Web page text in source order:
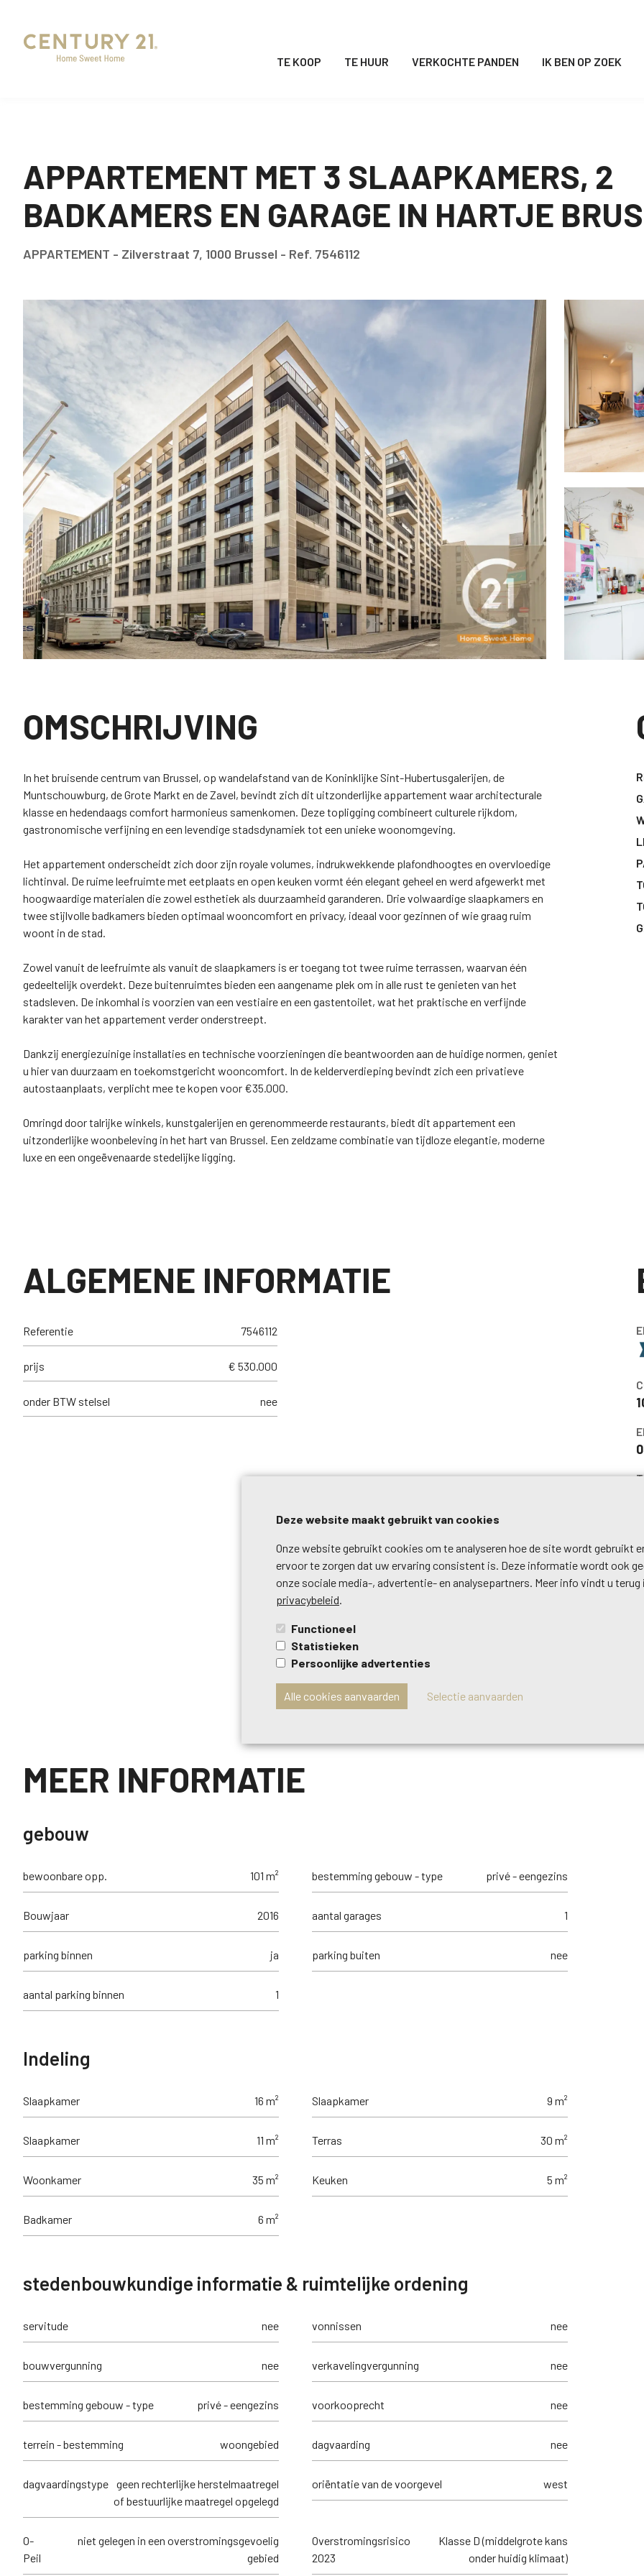
TE KOOP TE HUUR VERKOCHTE PANDEN IK BEN OP ZOEK
APPARTEMENT MET 3 SLAAPKAMERS, 2
BADKAMERS EN GARAGE IN HARTJE
APPARTEMENT - Zilverstraat 7, 1000 Brussel - Ref. 7546112
OMSCHRIJVING
In het bruisende centrum van Brussel, op wandelafstand van de Koninklijke Sint-Hubertusgalerijen, de
Muntschouwburg, de Grote Markt en de Zavel, bevindt zich dit uitzonderlijke appartement waar architecturale
klasse en hedendaags comfort harmonieus samenkomen. Deze topligging combineert culturele rijkdom,
gastronomische verfijning en een levendige stadsdynamiek tot een unieke woonomgeving.
Het appartement onderscheidt zich door zijn royale volumes, indrukwekkende plafondhoogtes en overvloedige
lichtinval. De ruime leefruimte met eetplaats en open keuken vormt één elegant geheel en werd afgewerkt met
hoogwaardige materialen die zowel esthetiek als duurzaamheid garanderen. Drie volwaardige slaapkamers en
twee stijlvolle badkamers bieden optimaal wooncomfort en privacy, ideaal voor gezinnen of wie graag ruim
woont in de stad.
Zowel vanuit de leefruimte als vanuit de slaapkamers is er toegang tot twee ruime terrassen, waarvan één
gedeeltelijk overdekt. Deze buitenruimtes bieden een aangename plek om in alle rust te genieten van het
stadsleven. De inkomhal is voorzien van een vestiaire en een gastentoilet, wat het praktische en verfijnde
karakter van het appartement verder onderstreept.
Dankzij energiezuinige installaties en technische voorzieningen die beantwoorden aan de huidige normen, geniet
u hier van duurzaam en toekomstgericht wooncomfort. In de kelderverdieping bevindt zich een privatieve
autostaanplaats, verplicht mee te kopen voor €35.000.
Omringd door talrijke winkels, kunstgalerijen en gerenommeerde restaurants, biedt dit appartement een
uitzonderlijke woonbeleving in het hart van Brussel. Een zeldzame combinatie van tijdloze elegantie, moderne
luxe en een ongeëvenaarde stedelijke ligging.
ALGEMENE INFORMATIE
Referentie 7546112
prijs € 530.000
onder BTW stelsel nee
MEER INFORMATIE
gebouw
bewoonbare opp. 101 m² bestemming gebouw - type privé - eengezins
Bouwjaar 2016 aantal garages 1
parking binnen ja parking buiten nee
aantal parking binnen 1
Indeling
Slaapkamer 16 m² Slaapkamer 9 m²
Slaapkamer 11 m² Terras 30 m²
Woonkamer 35 m² Keuken 5 m²
Badkamer 6 m²
stedenbouwkundige informatie & ruimtelijke ordening
servitude nee vonnissen nee
bouwvergunning nee verkavelingvergunning nee
bestemming gebouw - type privé - eengezins voorkooprecht nee
terrein - bestemming woongebied dagvaarding nee
dagvaardingstype geen rechterlijke herstelmaatregel
of bestuurlijke maatregel opgelegd
oriëntatie van de voorgevel west
O-
Peil
niet gelegen in een overstromingsgevoelig
gebied
Overstromingsrisico
2023
Klasse D (middelgrote kans
onder huidig klimaat)
Deze website maakt gebruikt van cookies
Onze website gebruikt cookies om te analyseren hoe de site wordt gebruikt
ervoor te zorgen dat uw ervaring consistent is. Deze informatie wordt ook
onze sociale media-, advertentie- en analysepartners. Meer info vindt u terug
privacybeleid.
Functioneel
Statistieken
Persoonlijke advertenties
Alle cookies aanvaarden Selectie aanvaarden